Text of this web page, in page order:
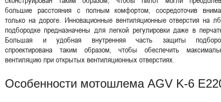
большие расстояния с полным комфортом, сосредоточив
только на дороге. Инновационные вентиляционные отверстия на
подбородке предназначены для легкой регулировки даже в
Большая и удобная внутренняя часть защиты
спроектирована таким образом, чтобы обеспечить
вентиляцию при открытых вентиляционных отверстиях.
Особенности мотошлема AGV K-6